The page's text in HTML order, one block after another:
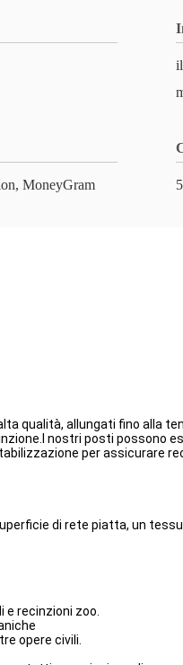
MoneyGram
qualità, allungati fino alla
nostri posti possono
per assicurare
di rete piatta, un
recinzioni zoo.
opere civili.